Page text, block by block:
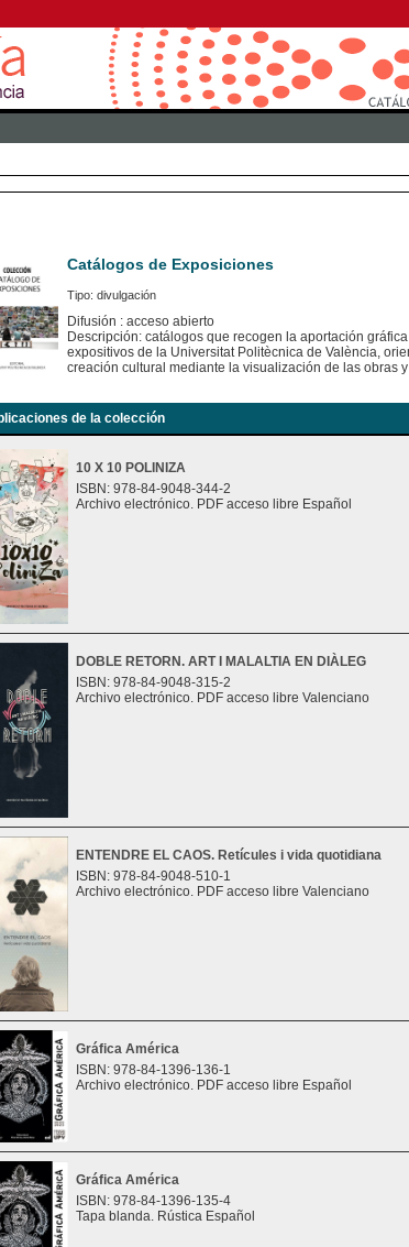
Catálogos de Exposiciones
Tipo: divulgación
Difusión : acceso abierto
Descripción: catálogos que recogen la aportación
expositivos de la Universitat Politècnica de València,
creación cultural mediante la visualización de las obras
de la colección
10 X 10 POLINIZA
ISBN: 978-84-9048-344-2
Archivo electrónico. PDF acceso libre Español
DOBLE RETORN. ART I MALALTIA EN DIÀLEG
ISBN: 978-84-9048-315-2
Archivo electrónico. PDF acceso libre Valenciano
ENTENDRE EL CAOS. Retícules i vida quotidiana
ISBN: 978-84-9048-510-1
Archivo electrónico. PDF acceso libre Valenciano
Gráfica América
ISBN: 978-84-1396-136-1
Archivo electrónico. PDF acceso libre Español
Gráfica América
ISBN: 978-84-1396-135-4
Tapa blanda. Rústica Español